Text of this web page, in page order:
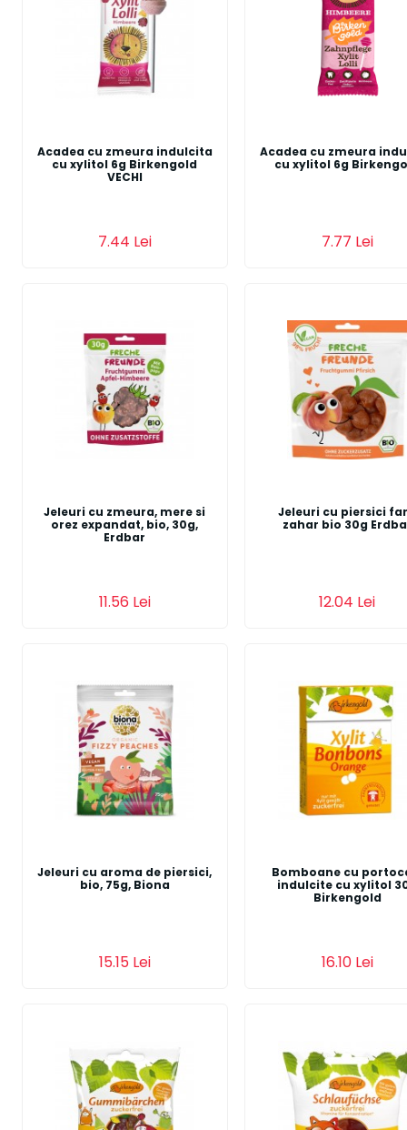
Acadea cu zmeura indulcita
cu xylitol 6g Birkengold
VECHI
7.44 Lei
Acadea cu zmeura
cu xylitol 6g
7.77 Lei
Jeleuri cu zmeura, mere si
orez expandat, bio, 30g,
Erdbar
11.56 Lei
Jeleuri cu piersici
zahar bio 30g
12.04 Lei
Jeleuri cu aroma de piersici,
bio, 75g, Biona
15.15 Lei
Bomboane cu
indulcite cu xylitol
Birkengold
16.10 Lei